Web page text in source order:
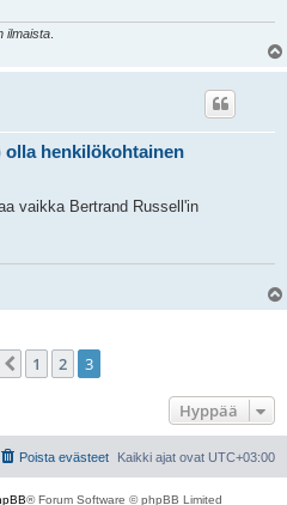
ilmaista.
olla henkilökohtainen
vaikka Bertrand Russell'in
Edellinen
1 2 3
Hyppää
Kaikki ajat ovat UTC+03:00
Poista evästeet
® Forum Software © phpBB Limited